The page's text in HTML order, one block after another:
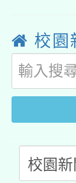
薪
業
用
115
桃
開
校園